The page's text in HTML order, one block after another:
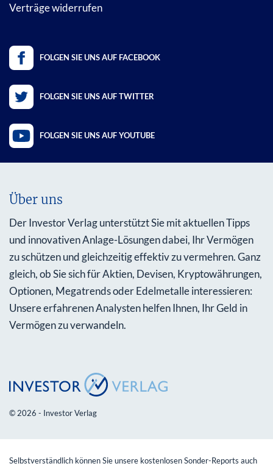
Verträge widerrufen
FOLGEN SIE UNS AUF FACEBOOK
FOLGEN SIE UNS AUF TWITTER
FOLGEN SIE UNS AUF YOUTUBE
Über uns
Der Investor Verlag unterstützt Sie mit aktuellen Tipps
und innovativen Anlage-Lösungen dabei, Ihr Vermögen
zu schützen und gleichzeitig effektiv zu vermehren. Ganz
gleich, ob Sie sich für Aktien, Devisen, Kryptowährungen,
Optionen, Megatrends oder Edelmetalle interessieren:
Unsere erfahrenen Analysten helfen Ihnen, Ihr Geld in
Vermögen zu verwandeln.
© 2026 - Investor Verlag
Selbstverständlich können Sie unsere kostenlosen Sonder-Reports auch